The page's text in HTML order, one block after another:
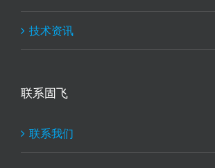
技术资讯
联系固飞
联系我们